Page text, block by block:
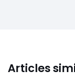
Articles